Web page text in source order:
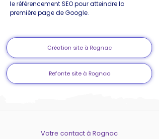
le référencement SEO pour atteindre la
première page de Google.
Création site à Rognac
Refonte site à Rognac
Votre contact à Rognac